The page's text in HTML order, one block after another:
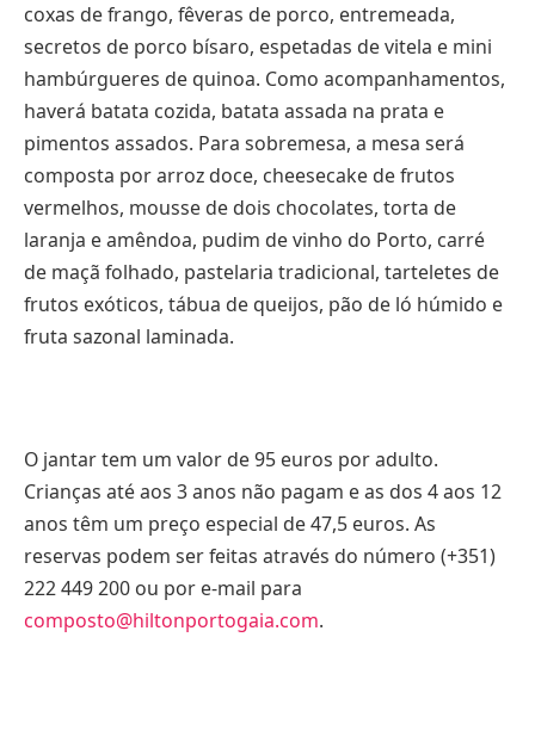
coxas de frango, fêveras de porco, entremeada,
secretos de porco bísaro, espetadas de vitela e mini
hambúrgueres de quinoa. Como acompanhamentos,
haverá batata cozida, batata assada na prata e
pimentos assados. Para sobremesa, a mesa será
composta por arroz doce, cheesecake de frutos
vermelhos, mousse de dois chocolates, torta de
laranja e amêndoa, pudim de vinho do Porto, carré
de maçã folhado, pastelaria tradicional, tarteletes de
frutos exóticos, tábua de queijos, pão de ló húmido e
fruta sazonal laminada.
O jantar tem um valor de 95 euros por adulto.
Crianças até aos 3 anos não pagam e as dos 4 aos 12
anos têm um preço especial de 47,5 euros. As
reservas podem ser feitas através do número (+351)
222 449 200 ou por e-mail para
composto@hiltonportogaia.com.